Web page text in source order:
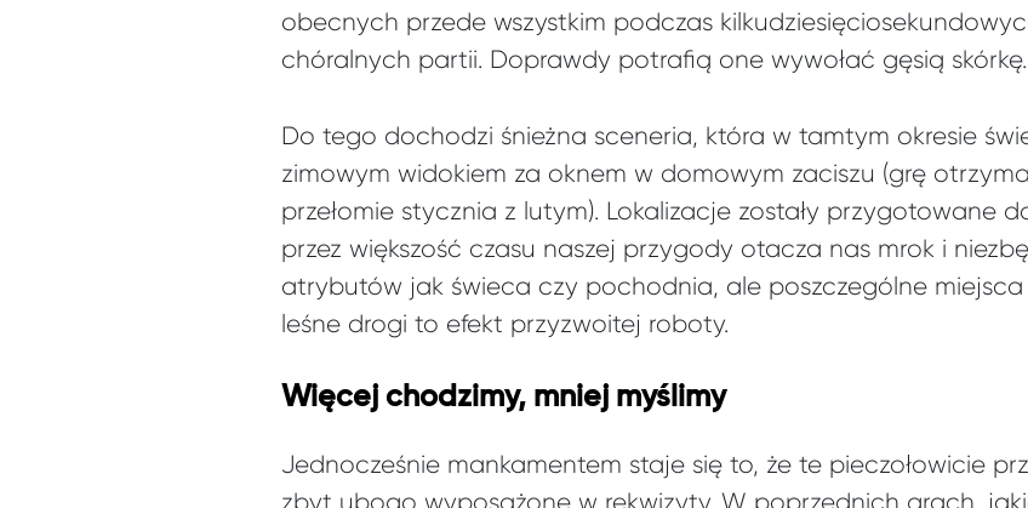
obecnych przede wszystkim podczas
chóralnych partii. Doprawdy potrafią one wywołać gęsią skórkę.
Do tego dochodzi śnieżna sceneria, która w tamtym okresie
zimowym widokiem za oknem w domowym zaciszu (grę
przełomie stycznia z lutym). Lokalizacje zostały przygotowane
przez większość czasu naszej przygody otacza nas mrok i
atrybutów jak świeca czy pochodnia, ale poszczególne
leśne drogi to efekt przyzwoitej roboty.
Więcej chodzimy, mniej myślimy
Jednocześnie mankamentem staje się to, że te pieczołowicie
zbyt ubogo wyposażone w rekwizyty. W poprzednich grach,